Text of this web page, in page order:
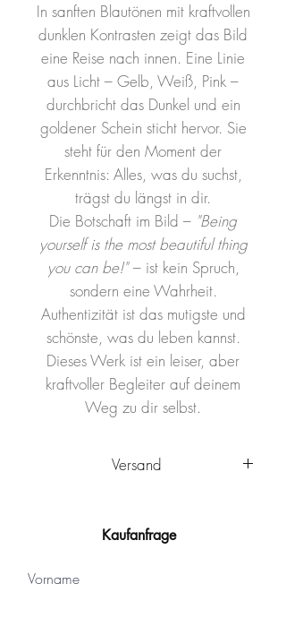
In sanften Blautönen mit kraftvollen
dunklen Kontrasten zeigt das Bild
eine Reise nach innen. Eine Linie
aus Licht – Gelb, Weiß, Pink –
durchbricht das Dunkel und ein
goldener Schein sticht hervor. Sie
steht für den Moment der
Erkenntnis: Alles, was du suchst,
trägst du längst in dir.
Die Botschaft im Bild – "Being
yourself is the most beautiful thing
you can be!"– ist kein Spruch,
sondern eine Wahrheit.
Authentizität ist das mutigste und
schönste, was du leben kannst.
Dieses Werk ist ein leiser, aber
kraftvoller Begleiter auf deinem
Weg zu dir selbst.
Versand
versandkostenfreiverschickt. Es
Ankunft sofort aufgehängt werden.
Kaufanfrage
Vorname